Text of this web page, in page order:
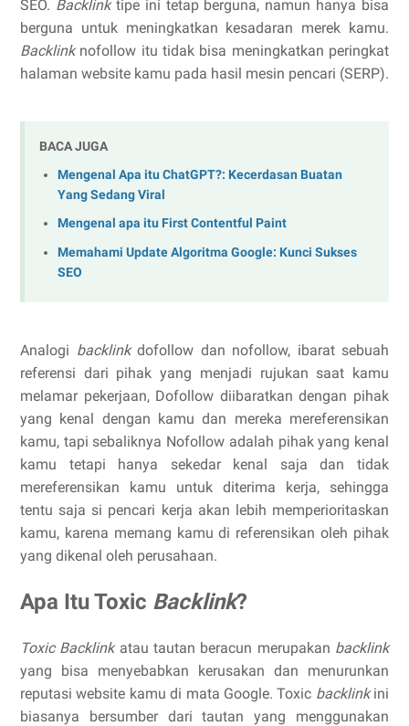
SEO. Backlink tipe ini tetap berguna, namun hanya bisa
berguna untuk meningkatkan kesadaran merek kamu.
Backlinknofollow itu tidak bisa meningkatkan peringkat
halaman website kamu pada hasil mesin pencari (SERP).
BACA JUGA
Mengenal Apa itu ChatGPT?: Kecerdasan Buatan
Yang Sedang Viral
Mengenal apa itu First Contentful Paint
Memahami Update Algoritma Google: Kunci Sukses
SEO
Analogi backlink dofollow dan nofollow, ibarat sebuah
referensi dari pihak yang menjadi rujukan saat kamu
melamar pekerjaan, Dofollow diibaratkan dengan pihak
yang kenal dengan kamu dan mereka mereferensikan
kamu, tapi sebaliknya Nofollow adalah pihak yang kenal
kamu tetapi hanya sekedar kenal saja dan tidak
mereferensikan kamu untuk diterima kerja, sehingga
tentu saja si pencari kerja akan lebih memperioritaskan
kamu, karena memang kamu di referensikan oleh pihak
yang dikenal oleh perusahaan.
Apa Itu Toxic Backlink?
Toxic Backlink atau tautan beracun merupakan backlink
yang bisa menyebabkan kerusakan dan menurunkan
reputasi website kamu di mata Google. Toxic backlinkini
biasanya bersumber dari tautan yang menggunakan